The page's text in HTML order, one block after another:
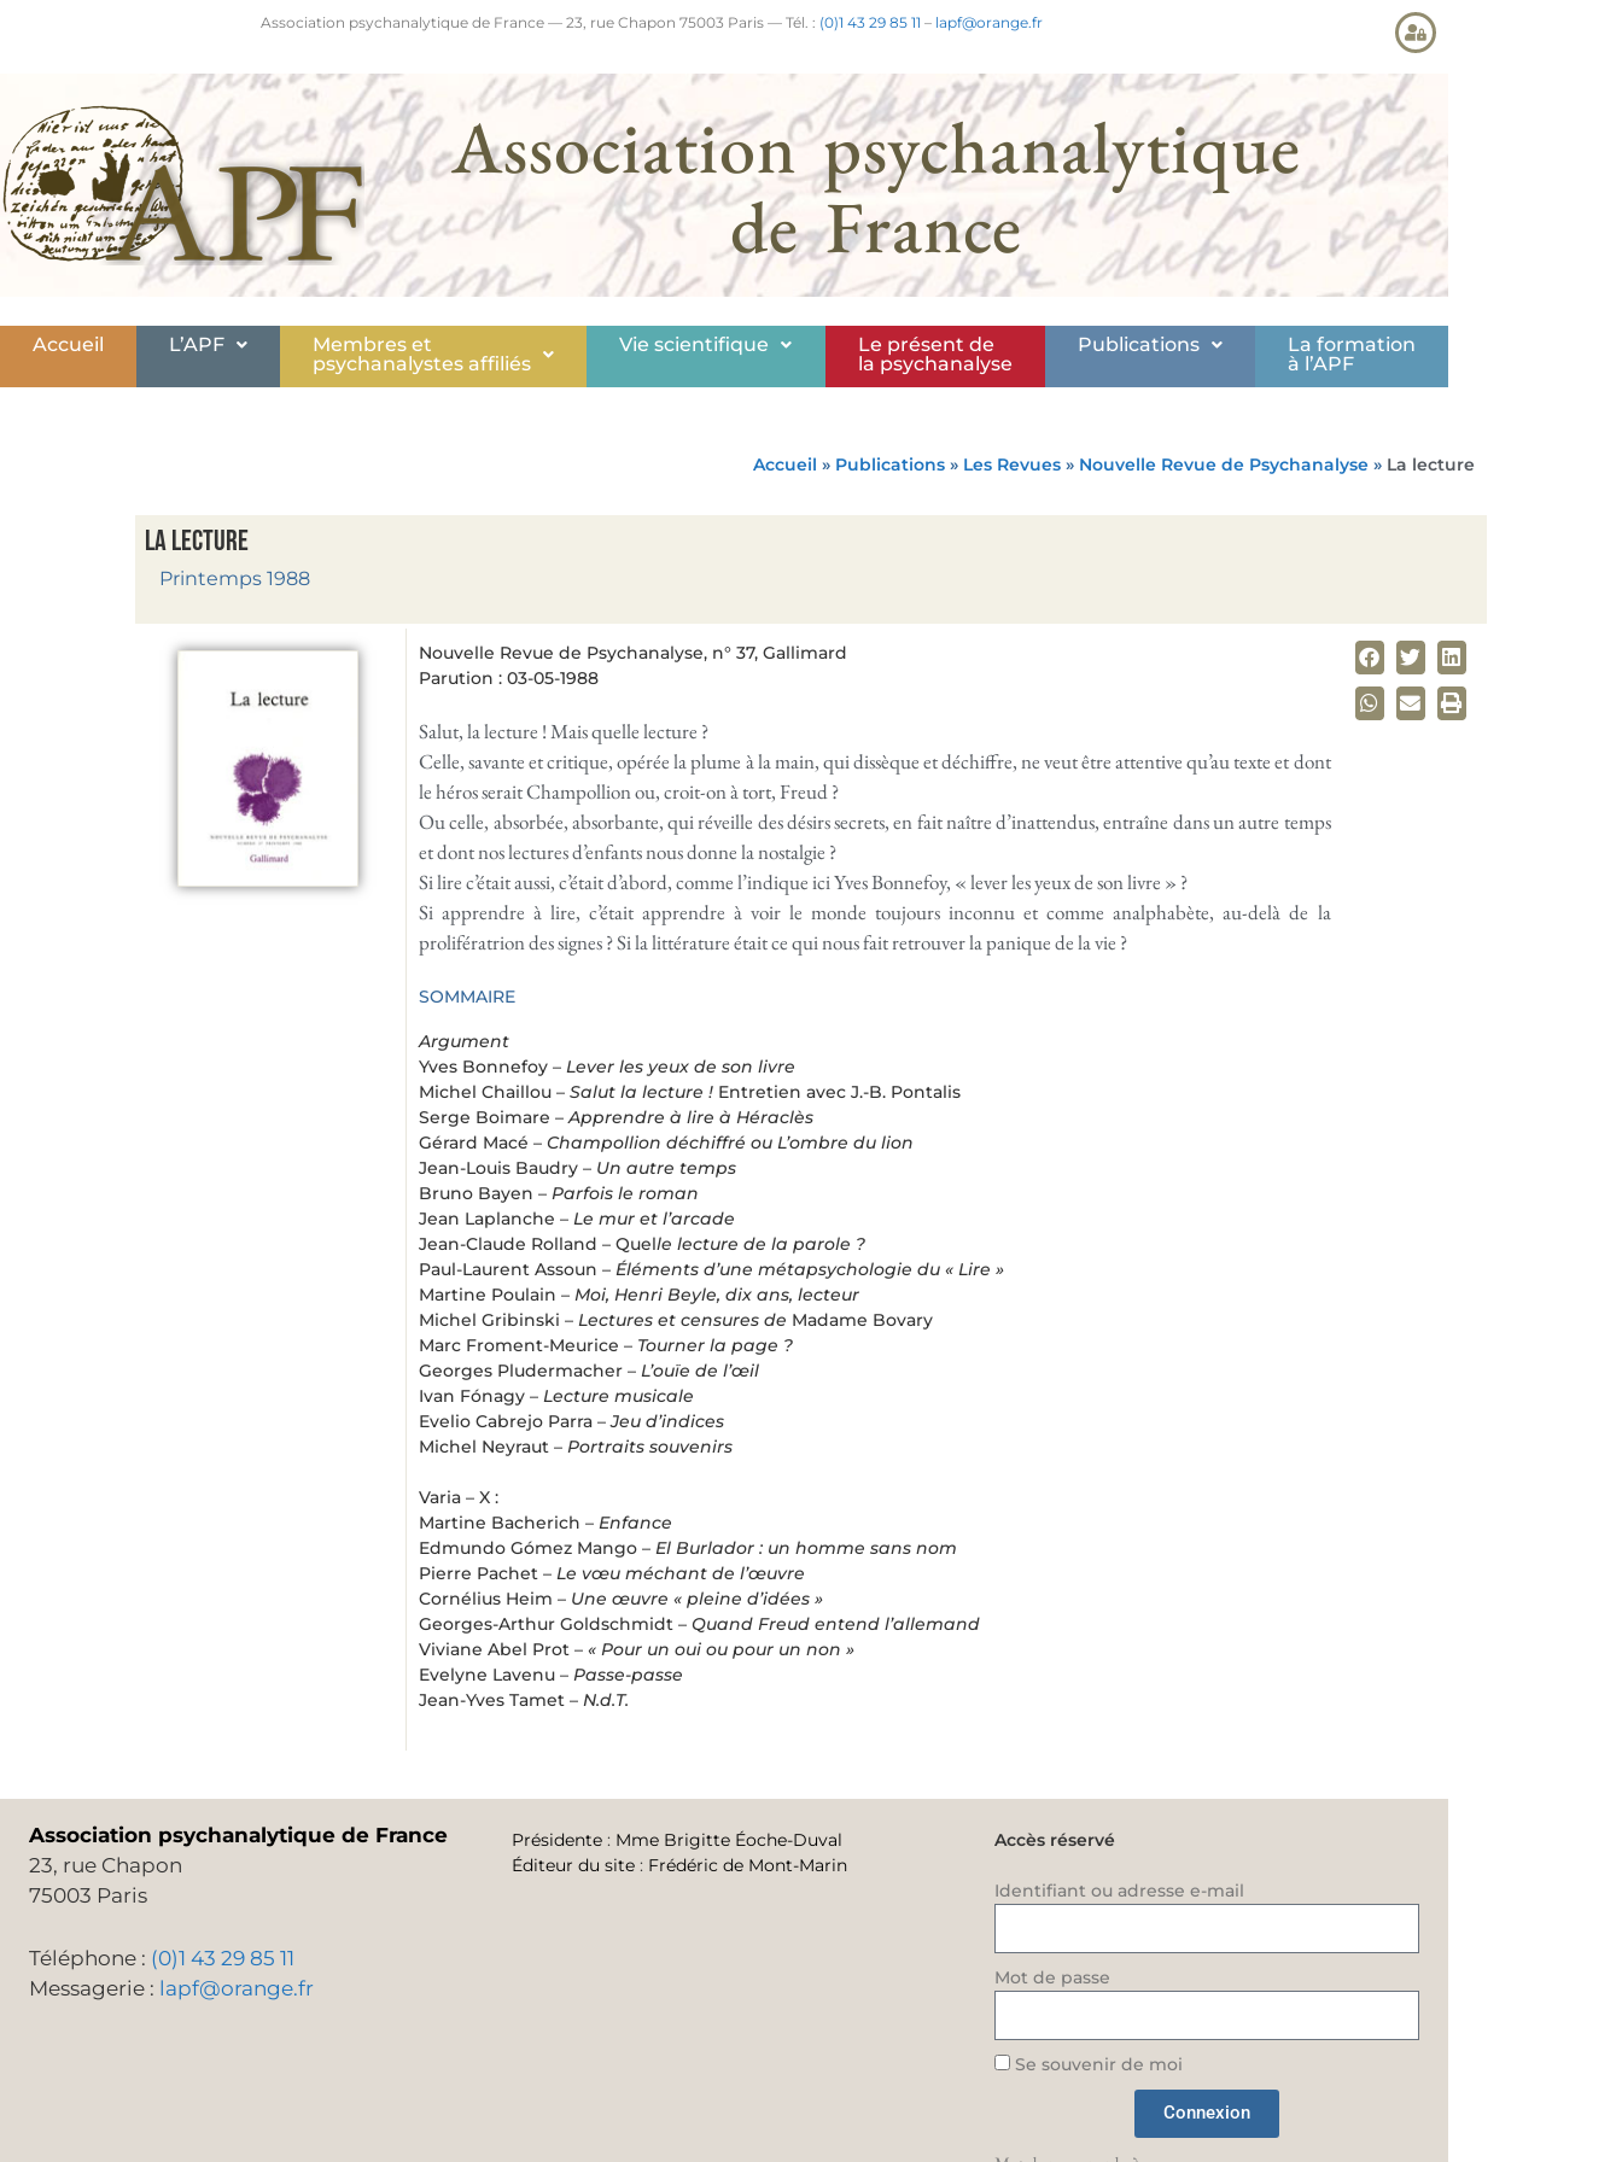
Association psychanalytique de France — 23, rue Chapon 75003 Paris — Tél. : (0)1 43 29 85 11 – lapf@orange.fr
Association psychanalytique
de France
Accueil L’APF
Membres et
psychanalystes affiliés
Vie scientifique
Le présent de
la psychanalyse
Publications
La formation
à l’APF
Accueil » Publications » Les Revues » Nouvelle Revue de Psychanalyse » La lecture
La lecture
Printemps 1988
Nouvelle Revue de Psychanalyse, n° 37, Gallimard
Parution : 03-05-1988
Salut, la lecture ! Mais quelle lecture ?
Celle, savante et critique, opérée la plume à la main, qui dissèque et déchiffre, ne veut être attentive qu’au texte et dont
le héros serait Champollion ou, croit-on à tort, Freud ?
Ou celle, absorbée, absorbante, qui réveille des désirs secrets, en fait naître d’inattendus, entraîne dans un autre temps
et dont nos lectures d’enfants nous donne la nostalgie ?
Si lire c’était aussi, c’était d’abord, comme l’indique ici Yves Bonnefoy, « lever les yeux de son livre » ?
Si apprendre à lire, c’était apprendre à voir le monde toujours inconnu et comme analphabète, au-delà de la
prolifératrion des signes ? Si la littérature était ce qui nous fait retrouver la panique de la vie ?
SOMMAIRE
Argument
Yves Bonnefoy – Lever les yeux de son livre
Michel Chaillou – Salut la lecture ! Entretien avec J.-B. Pontalis
Serge Boimare – Apprendre à lire à Héraclès
Gérard Macé – Champollion déchiffré ou L’ombre du lion
Jean-Louis Baudry – Un autre temps
Bruno Bayen – Parfois le roman
Jean Laplanche – Le mur et l’arcade
Jean-Claude Rolland – Quelle lecture de la parole ?
Paul-Laurent Assoun – Éléments d’une métapsychologie du « Lire »
Martine Poulain – Moi, Henri Beyle, dix ans, lecteur
Michel Gribinski – Lectures et censures de Madame Bovary
Marc Froment-Meurice – Tourner la page ?
Georges Pludermacher – L’ouïe de l’œil
Ivan Fónagy – Lecture musicale
Evelio Cabrejo Parra –Jeu d’indices
Michel Neyraut – Portraits souvenirs
Varia – X :
Martine Bacherich – Enfance
Edmundo Gómez Mango – El Burlador : un homme sans nom
Pierre Pachet – Le vœu méchant de l’œuvre
Cornélius Heim – Une œuvre « pleine d’idées »
Georges-Arthur Goldschmidt – Quand Freud entend l’allemand
Viviane Abel Prot – « Pour un oui ou pour un non »
Evelyne Lavenu – Passe-passe
Jean-Yves Tamet – N.d.T.
Association psychanalytique de France
23, rue Chapon
75003 Paris
Téléphone : (0)1 43 29 85 11
Messagerie : lapf@orange.fr
Présidente: Mme Brigitte Éoche-Duval
Éditeur du site: Frédéric de Mont-Marin
Accès réservé
Identifiant ou adresse e-mail
Mot de passe
Se souvenir de moi
Connexion